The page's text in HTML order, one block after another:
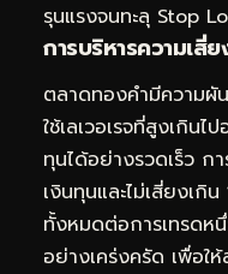
รุนแรงจนทะลุ Stop
การบริหารความเสี่ย
ตลาดทองคำมีความผั
ใช้เลเวอเรจที่สูงเกิน
ทุนได้อย่างรวดเร็ว ก
เงินทุนและไม่เสี่ยงเกิ
ทั้งหมดต่อการเทรด
อย่างเคร่งครัด เพื่อใ